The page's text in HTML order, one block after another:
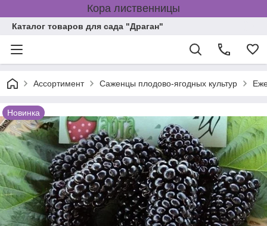
Кора лиственницы
Каталог товаров для сада "Драган"
Ассортимент Саженцы плодово-ягодных культур
Новинка